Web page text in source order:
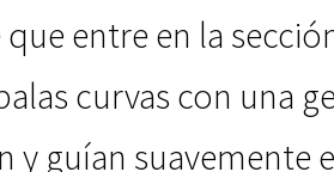
entre en la
curvas con una
guían suavemente